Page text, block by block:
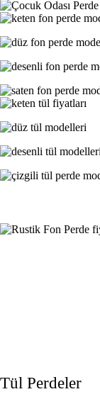
Tül Perdeler